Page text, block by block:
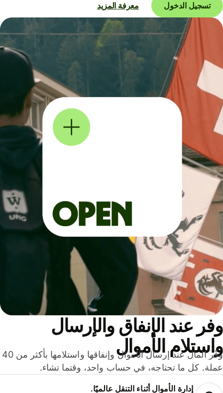
تسجيل الدخول معرفة المزيد
عند الإنفاق والإرسال
الأموال
وفّر المال عند إرسال الأموال وإنفاقها واستلامها بأكثر من 40
كل ما تحتاجه، في حساب واحد، وقتما تشاء.
إدارة الأموال أثناء التنقل عالميًا.